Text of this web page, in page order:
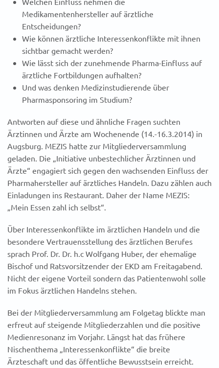
Medikamentenhersteller auf ärztliche
Entscheidungen?
Wie können ärztliche Interessenkonflikte mit ihnen
sichtbar gemacht werden?
Wie lässt sich der zunehmende Pharma-Einfluss auf
ärztliche Fortbildungen aufhalten?
Und was denken Medizinstudierende über
Pharmasponsoring im Studium?
Antworten auf diese und ähnliche Fragen suchten
Ärztinnen und Ärzte am Wochenende (14.-16.3.2014) in
Augsburg. MEZIS hatte zur Mitgliederversammlung
geladen. Die „Initiative unbestechlicher Ärztinnen und
Ärzte“ engagiert sich gegen den wachsenden Einfluss der
Pharmahersteller auf ärztliches Handeln. Dazu zählen auch
Einladungen ins Restaurant. Daher der Name MEZIS:
„Mein Essen zahl ich selbst“.
Über Interessenkonflikte im ärztlichen Handeln und die
besondere Vertrauensstellung des ärztlichen Berufes
sprach Prof. Dr. Dr. h.c Wolfgang Huber, der ehemalige
Bischof und Ratsvorsitzender der EKD am Freitagabend.
Nicht der eigene Vorteil sondern das Patientenwohl solle
im Fokus ärztlichen Handelns stehen.
Bei der Mitgliederversammlung am Folgetag blickte man
erfreut auf steigende Mitgliederzahlen und die positive
Medienresonanz im Vorjahr. Längst hat das frühere
Nischenthema „Interessenkonflikte“ die breite
Ärzteschaft und das öffentliche Bewusstsein erreicht.